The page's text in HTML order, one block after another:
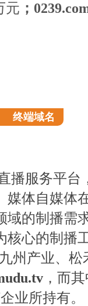
元 ；
终端域名
播服务平台
媒体自媒体
域的制播需
核心的制播
州产业、
，而
业所持有。